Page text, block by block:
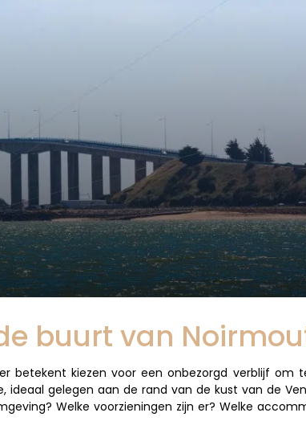
buurt van
betekent kiezen voor een onbezorgd verblijf om
ideaal gelegen aan de rand van de kust van de
Welke voorzieningen zijn er? Welke